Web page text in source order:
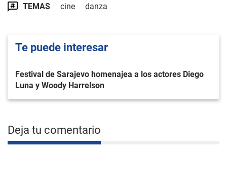
TEMAS cine danza
Te puede interesar
Festival de Sarajevo homenajea a los actores Diego
Luna y Woody Harrelson
Deja tu comentario